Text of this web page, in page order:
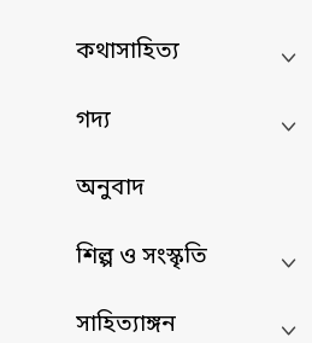
কথাসাহিত্য
গদ্য
অনুবাদ
শিল্প ও সংস্কৃতি
সাহিত্যাঙ্গন